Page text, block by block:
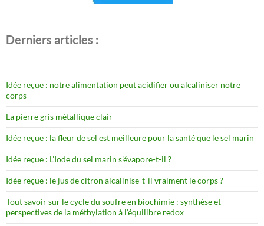
Derniers articles :
Idée reçue : notre alimentation peut acidifier ou alcaliniser notre
corps
La pierre gris métallique clair
Idée reçue : la fleur de sel est meilleure pour la santé que le sel marin
Idée reçue : L’Iode du sel marin s’évapore-t-il ?
Idée reçue : le jus de citron alcalinise-t-il vraiment le corps ?
Tout savoir sur le cycle du soufre en biochimie : synthèse et
perspectives de la méthylation à l’équilibre redox